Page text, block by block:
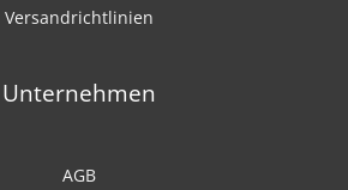
Versandrichtlinien
Unternehmen
AGB